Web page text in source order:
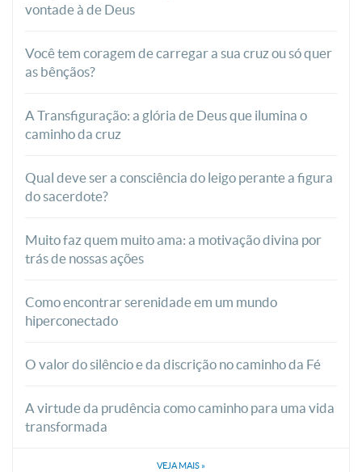
vontade à de Deus
Você tem coragem de carregar a sua cruz ou só quer
as bênçãos?
A Transfiguração: a glória de Deus que ilumina o
caminho da cruz
Qual deve ser a consciência do leigo perante a figura
do sacerdote?
Muito faz quem muito ama: a motivação divina por
trás de nossas ações
Como encontrar serenidade em um mundo
hiperconectado
O valor do silêncio e da discrição no caminho da Fé
A virtude da prudência como caminho para uma vida
transformada
VEJA MAIS »